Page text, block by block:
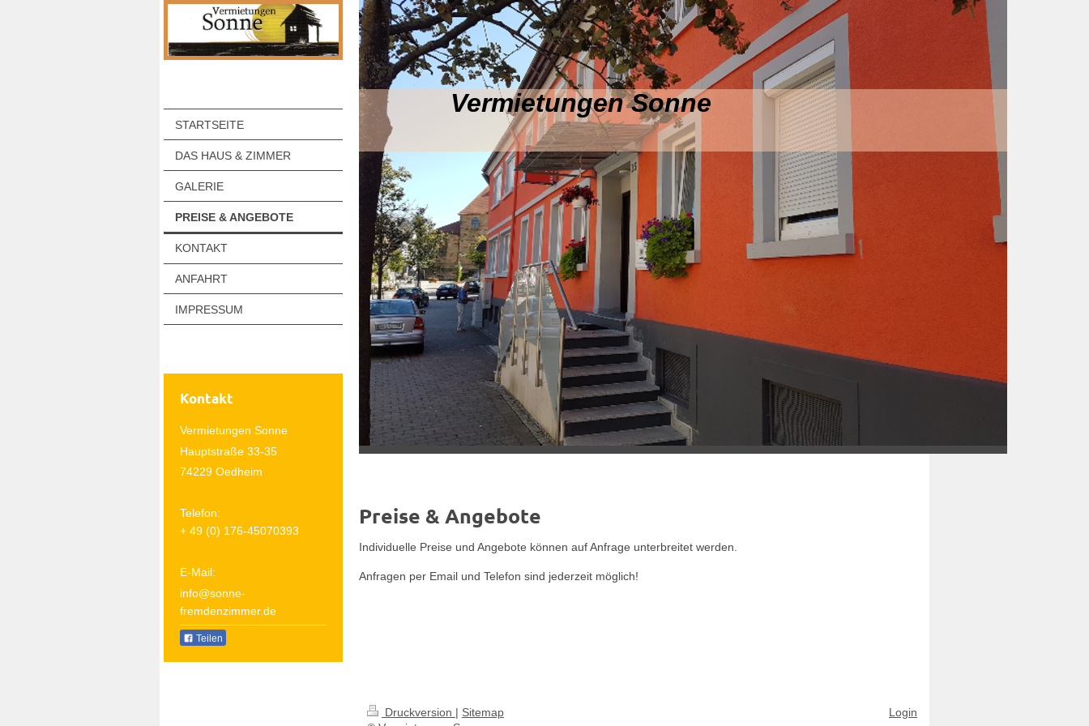
STARTSEITE
DAS HAUS & ZIMMER
GALERIE
PREISE & ANGEBOTE
KONTAKT
ANFAHRT
IMPRESSUM
Kontakt
Vermietungen Sonne
Hauptstraße 33-35
74229 Oedheim
Telefon:
+ 49 (0) 176-45070393
E-Mail:
info@sonne-
fremdenzimmer.de
Teilen
Vermietungen Sonne
Preise & Angebote
Individuelle Preise und Angebote können auf Anfrage unterbreitet werden.
Anfragen per Email und Telefon sind jederzeit möglich!
Druckversion | Sitemap
Login